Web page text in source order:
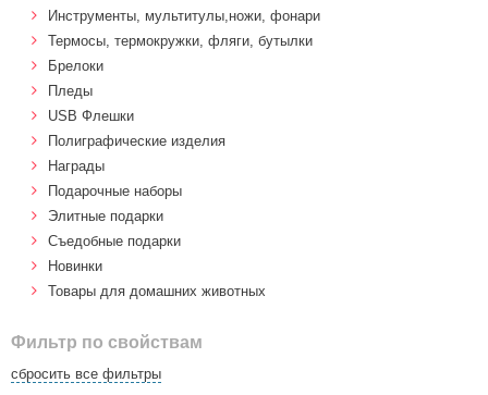
Инструменты, мультитулы,ножи, фонари
Термосы, термокружки, фляги, бутылки
Брелоки
Пледы
USB Флешки
Полиграфические изделия
Награды
Подарочные наборы
Элитные подарки
Cъедобные подарки
Новинки
Товары для домашних животных
Фильтр по свойствам
сбросить все фильтры